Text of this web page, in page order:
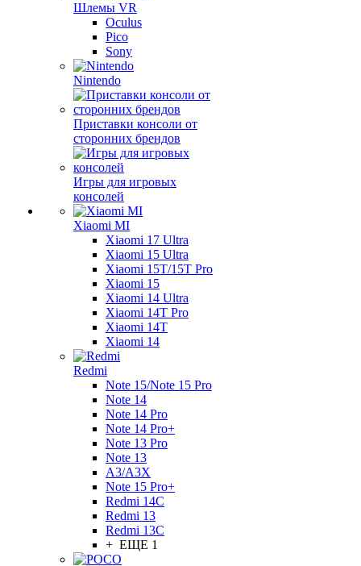
Шлемы VR
Oculus
Pico
Sony
Nintendo
Приставки консоли от
сторонних брендов
Игры для игровых
консолей
Xiaomi MI
Xiaomi 17 Ultra
Xiaomi 15 Ultra
Xiaomi 15T/15T Pro
Xiaomi 15
Xiaomi 14 Ultra
Xiaomi 14T Pro
Xiaomi 14T
Xiaomi 14
Redmi
Note 15/Note 15 Pro
Note 14
Note 14 Pro
Note 14 Pro+
Note 13 Pro
Note 13
A3/A3X
Note 15 Pro+
Redmi 14C
Redmi 13
Redmi 13C
+ ЕЩЕ 1